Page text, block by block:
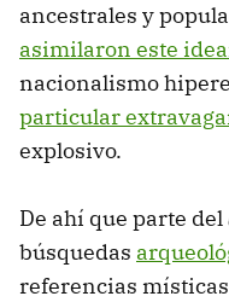
ancestrales y
asimilaron este
nacionalismo
particular
explosivo.
De ahí que parte del
búsquedas
referencias